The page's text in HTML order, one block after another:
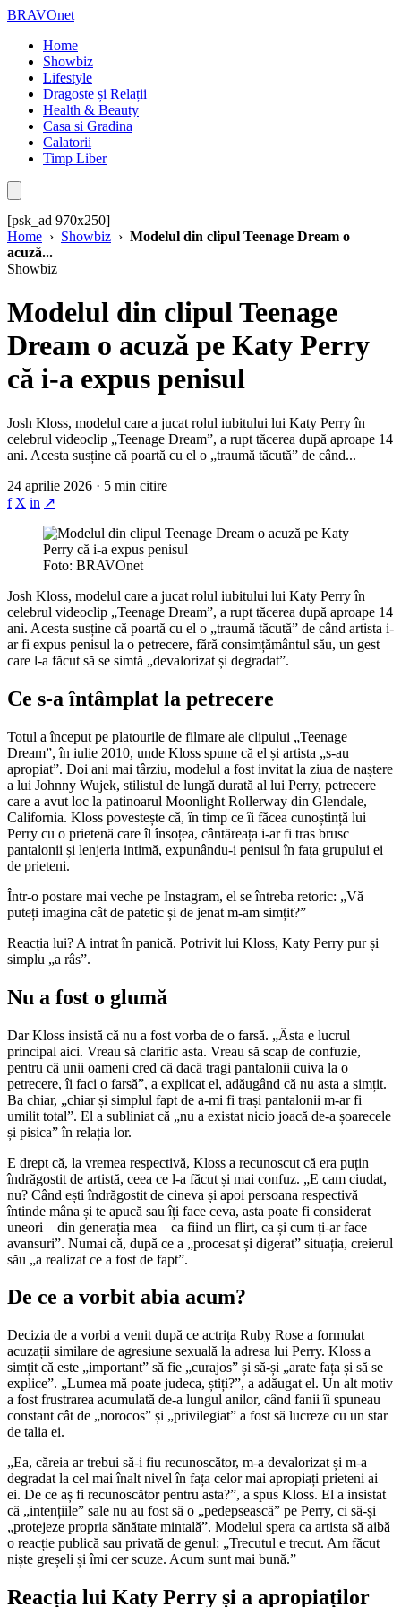
BRAVOnet
Home
Showbiz
Lifestyle
Dragoste și Relații
Health & Beauty
Casa si Gradina
Calatorii
Timp Liber
[psk_ad 970x250]
Home › Showbiz › Modelul din clipul Teenage Dream o
acuză...
Showbiz
Modelul din clipul Teenage
Dream o acuză pe Katy Perry
că i-a expus penisul
Josh Kloss, modelul care a jucat rolul iubitului lui Katy Perry în
celebrul videoclip „Teenage Dream”, a rupt tăcerea după aproape 14
ani. Acesta susține că poartă cu el o „traumă tăcută” de când...
24 aprilie 2026 · 5 min citire
f X in ↗
Foto: BRAVOnet
Josh Kloss, modelul care a jucat rolul iubitului lui Katy Perry în
celebrul videoclip „Teenage Dream”, a rupt tăcerea după aproape 14
ani. Acesta susține că poartă cu el o „traumă tăcută” de când artista i-
ar fi expus penisul la o petrecere, fără consimțământul său, un gest
care l-a făcut să se simtă „devalorizat și degradat”.
Ce s-a întâmplat la petrecere
Totul a început pe platourile de filmare ale clipului „Teenage
Dream”, în iulie 2010, unde Kloss spune că el și artista „s-au
apropiat”. Doi ani mai târziu, modelul a fost invitat la ziua de naștere
a lui Johnny Wujek, stilistul de lungă durată al lui Perry, petrecere
care a avut loc la patinoarul Moonlight Rollerway din Glendale,
California. Kloss povestește că, în timp ce îi făcea cunoștință lui
Perry cu o prietenă care îl însoțea, cântăreața i-ar fi tras brusc
pantalonii și lenjeria intimă, expunându-i penisul în fața grupului ei
de prieteni.
Într-o postare mai veche pe Instagram, el se întreba retoric: „Vă
puteți imagina cât de patetic și de jenat m-am simțit?”
Reacția lui? A intrat în panică. Potrivit lui Kloss, Katy Perry pur și
simplu „a râs”.
Nu a fost o glumă
Dar Kloss insistă că nu a fost vorba de o farsă. „Ăsta e lucrul
principal aici. Vreau să clarific asta. Vreau să scap de confuzie,
pentru că unii oameni cred că dacă tragi pantalonii cuiva la o
petrecere, îi faci o farsă”, a explicat el, adăugând că nu asta a simțit.
Ba chiar, „chiar și simplul fapt de a-mi fi trași pantalonii m-ar fi
umilit total”. El a subliniat că „nu a existat nicio joacă de-a șoarecele
și pisica” în relația lor.
E drept că, la vremea respectivă, Kloss a recunoscut că era puțin
îndrăgostit de artistă, ceea ce l-a făcut și mai confuz. „E cam ciudat,
nu? Când ești îndrăgostit de cineva și apoi persoana respectivă
întinde mâna și te apucă sau îți face ceva, asta poate fi considerat
uneori – din generația mea – ca fiind un flirt, ca și cum ți-ar face
avansuri”. Numai că, după ce a „procesat și digerat” situația, creierul
său „a realizat ce a fost de fapt”.
De ce a vorbit abia acum?
Decizia de a vorbi a venit după ce actrița Ruby Rose a formulat
acuzații similare de agresiune sexuală la adresa lui Perry. Kloss a
simțit că este „important” să fie „curajos” și să-și „arate fața și să se
explice”. „Lumea mă poate judeca, știți?”, a adăugat el. Un alt motiv
a fost frustrarea acumulată de-a lungul anilor, când fanii îi spuneau
constant cât de „norocos” și „privilegiat” a fost să lucreze cu un star
de talia ei.
„Ea, căreia ar trebui să-i fiu recunoscător, m-a devalorizat și m-a
degradat la cel mai înalt nivel în fața celor mai apropiați prieteni ai
ei. De ce aș fi recunoscător pentru asta?”, a spus Kloss. El a insistat
că „intențiile” sale nu au fost să o „pedepsească” pe Perry, ci să-și
„protejeze propria sănătate mintală”. Modelul spera ca artista să aibă
o reacție publică sau privată de genul: „Trecutul e trecut. Am făcut
niște greșeli și îmi cer scuze. Acum sunt mai bună.”
Reacția lui Katy Perry și a apropiaților